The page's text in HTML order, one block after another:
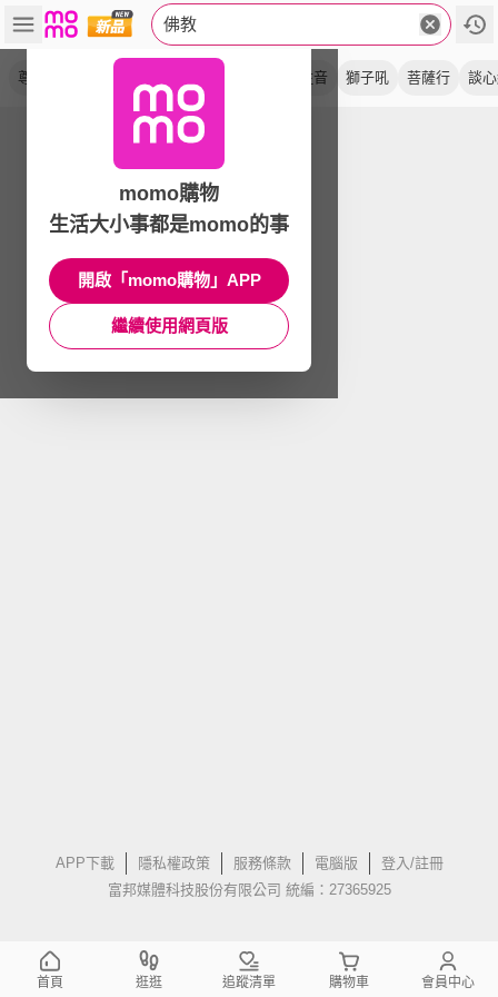
佛教
尊榮版 注音 獅子吼 菩薩行 談
APP下載 隱私權政策 服務條款 電腦版
登入/註冊
富邦媒體科技股份有限公司 統編：27365925
momo購物
生活大小事都是momo的事
開啟「momo購物」APP
繼續使用網頁版
首頁 逛逛 追蹤清單 購物車 會員中心